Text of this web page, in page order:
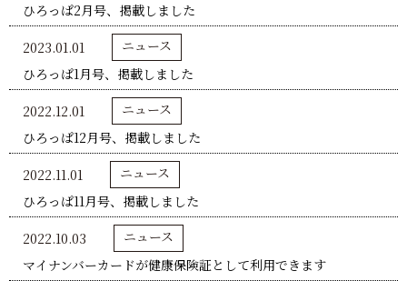
ひろっぱ2月号、掲載しました
2023.01.01
ニュース
ひろっぱ1月号、掲載しました
2022.12.01
ニュース
ひろっぱ12月号、掲載しました
2022.11.01
ニュース
ひろっぱ11月号、掲載しました
2022.10.03
ニュース
マイナンバーカードが健康保険証として利用できます